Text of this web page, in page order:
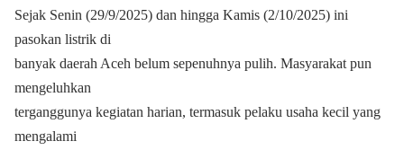
Sejak Senin (29/9/2025) dan hingga Kamis (2/10/2025) ini
pasokan listrik di
banyak daerah Aceh belum sepenuhnya pulih. Masyarakat pun
mengeluhkan
terganggunya kegiatan harian, termasuk pelaku usaha kecil yang
mengalami